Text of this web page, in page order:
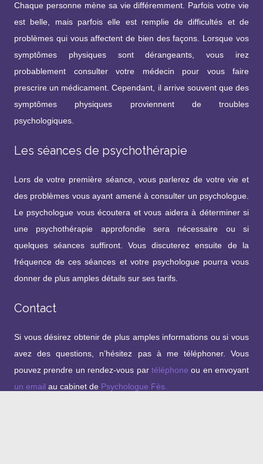
Chaque personne mène sa vie différemment. Parfois votre vie
est belle, mais parfois elle est remplie de difficultés et de
problèmes qui vous affectent de bien des façons. Lorsque vos
symptômes physiques sont dérangeants, vous irez
probablement consulter votre médecin pour vous faire
prescrire un médicament. Cependant, il arrive souvent que des
symptômes physiques proviennent de troubles
psychologiques.
Les séances de psychothérapie
Lors de votre première séance, vous parlerez de votre vie et
des problèmes vous ayant amené à consulter un psychologue.
Le psychologue vous écoutera et vous aidera à déterminer si
une psychothérapie approfondie sera nécessaire ou si
quelques séances suffiront. Vous discuterez ensuite de la
fréquence de ces séances et votre psychologue pourra vous
donner de plus amples détails sur ses tarifs.
Contact
Si vous désirez obtenir de plus amples informations ou si vous
avez des questions, n’hésitez pas à me téléphoner. Vous
pouvez prendre un rendez-vous par téléphone ou en envoyant
un email au cabinet de Psychologue Fès.